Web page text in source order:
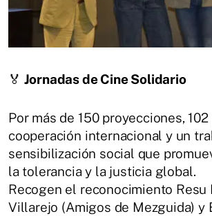
🏅 Jornadas de Cine Solidario
Por más de 150 proyecciones,
cooperación internacional y un
sensibilización social que
la tolerancia y la justicia global.
Recogen el reconocimiento Resu
Villarejo (Amigos de Mezguida) y